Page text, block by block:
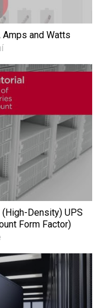
and Watts
Density) UPS
Form Factor)